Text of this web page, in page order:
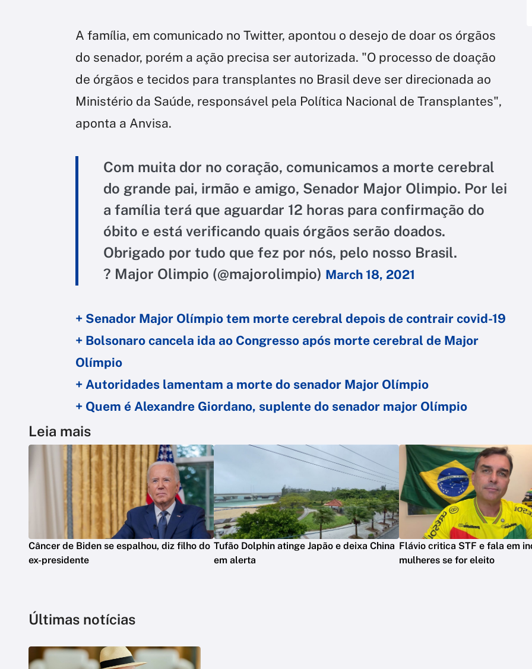
A família, em comunicado no Twitter, apontou o desejo de doar os órgãos
do senador, porém a ação precisa ser autorizada. "O processo de doação
de órgãos e tecidos para transplantes no Brasil deve ser direcionada ao
Ministério da Saúde, responsável pela Política Nacional de Transplantes",
aponta a Anvisa.
Com muita dor no coração, comunicamos a morte cerebral
do grande pai, irmão e amigo, Senador Major Olimpio. Por lei
a família terá que aguardar 12 horas para confirmação do
óbito e está verificando quais órgãos serão doados.
Obrigado por tudo que fez por nós, pelo nosso Brasil.
? Major Olimpio (@majorolimpio) March 18, 2021
+ Senador Major Olímpio tem morte cerebral depois de contrair covid-19
+ Bolsonaro cancela ida ao Congresso após morte cerebral de Major
Olímpio
+ Autoridades lamentam a morte do senador Major Olímpio
+ Quem é Alexandre Giordano, suplente do senador major Olímpio
Leia mais
Câncer de Biden se espalhou, diz filho do
ex-presidente
Tufão Dolphin atinge Japão e deixa China
em alerta
Flávio critica STF e fala em
mulheres se for eleito
Últimas notícias